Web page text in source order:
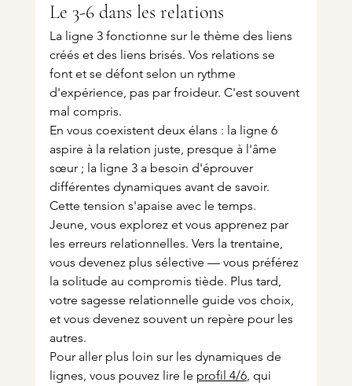
Le 3-6 dans les relations
La ligne 3 fonctionne sur le thème des liens
créés et des liens brisés. Vos relations se
font et se défont selon un rythme
d'expérience, pas par froideur. C'est souvent
mal compris.
En vous coexistent deux élans : la ligne 6
aspire à la relation juste, presque à l'âme
sœur ; la ligne 3 a besoin d'éprouver
différentes dynamiques avant de savoir.
Cette tension s'apaise avec le temps.
Jeune, vous explorez et vous apprenez par
les erreurs relationnelles. Vers la trentaine,
vous devenez plus sélective — vous préférez
la solitude au compromis tiède. Plus tard,
votre sagesse relationnelle guide vos choix,
et vous devenez souvent un repère pour les
autres.
Pour aller plus loin sur les dynamiques de
lignes, vous pouvez lire le profil 4/6, qui